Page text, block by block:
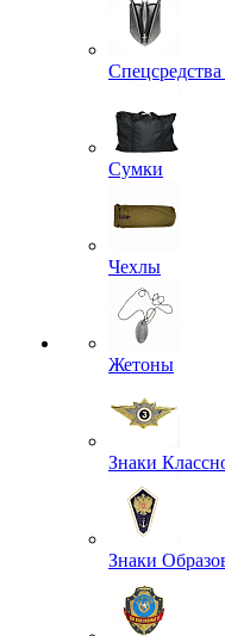
Сумки
Чехлы
Жетоны
Знаки
Знаки